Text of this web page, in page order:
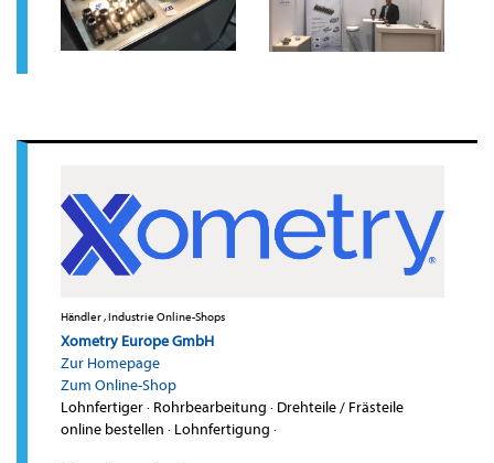
Händler , Industrie Online-Shops
Xometry Europe GmbH
Zur Homepage
Zum Online-Shop
Lohnfertiger· Rohrbearbeitung · Drehteile / Frästeile
online bestellen · Lohnfertigung ·